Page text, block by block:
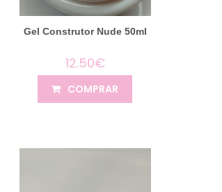
Gel Construtor Nude 50ml
12.50€
COMPRAR